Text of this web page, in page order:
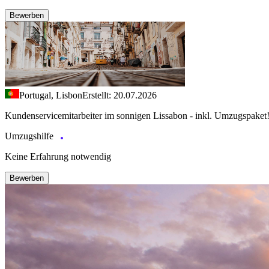
Bewerben
Portugal, LisbonErstellt: 20.07.2026
Kundenservicemitarbeiter im sonnigen Lissabon - inkl. Umzugspaket!
Umzugshilfe
Keine Erfahrung notwendig
Bewerben